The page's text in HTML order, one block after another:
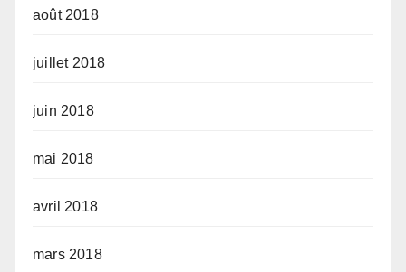
août 2018
juillet 2018
juin 2018
mai 2018
avril 2018
mars 2018